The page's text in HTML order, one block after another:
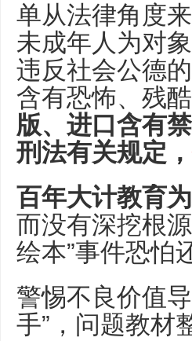
单从法律角度
未成年人为对
违反社会公德
含有恐怖、残
版、进口含有
刑法有关规定，
百年大计教育
而没有深挖根
绘本”事件恐怕
警惕不良价值
手”，问题教材